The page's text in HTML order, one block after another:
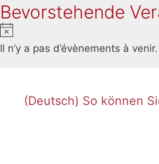
Bevorstehende
Il n’y a pas d’évènements à venir.
(Deutsch) So können